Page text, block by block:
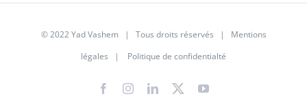
© 2022 Yad Vashem | Tous droits réservés | Mentions
légales | Politique de confidentialté
FacebookInstagramLinkedIn
X YouTube